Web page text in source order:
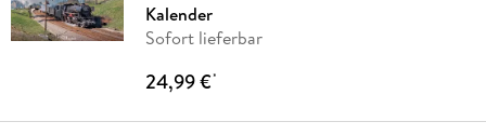
Kalender
Sofort lieferbar
24,99 €*